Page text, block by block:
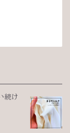
続け